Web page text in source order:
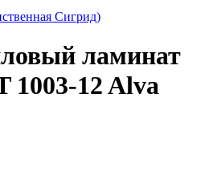
Сигрид)
ламинат
1003-12 Alva